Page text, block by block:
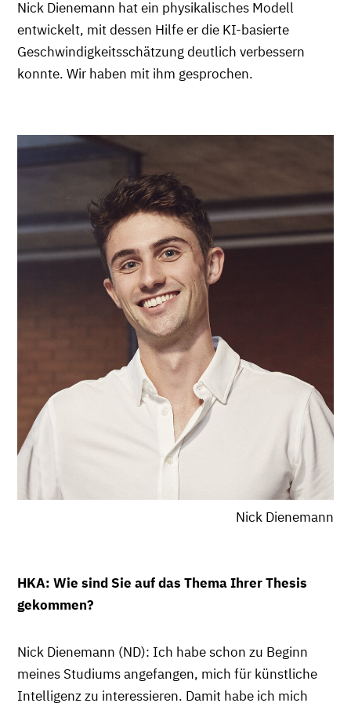
Nick Dienemann hat ein physikalisches Modell
entwickelt, mit dessen Hilfe er die KI-basierte
Geschwindigkeitsschätzung deutlich verbessern
konnte. Wir haben mit ihm gesprochen.
Nick Dienemann
HKA: Wie sind Sie auf das Thema Ihrer Thesis
gekommen?
Nick Dienemann (ND): Ich habe schon zu Beginn
meines Studiums angefangen, mich für künstliche
Intelligenz zu interessieren. Damit habe ich mich